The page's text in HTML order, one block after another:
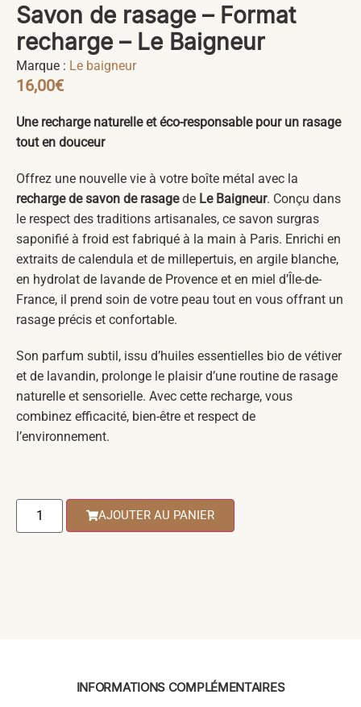
Savon de rasage – Format
recharge – Le Baigneur
Marque : Le baigneur
16,00€
Une recharge naturelle et éco-responsable pour un rasage
tout en douceur
Offrez une nouvelle vie à votre boîte métal avec la
recharge de savon de rasagede Le Baigneur. Conçu dans
le respect des traditions artisanales, ce savon surgras
saponifié à froid est fabriqué à la main à Paris. Enrichi en
extraits de calendula et de millepertuis, en argile blanche,
en hydrolat de lavande de Provence et en miel d’Île-de-
France, il prend soin de votre peau tout en vous offrant un
rasage précis et confortable.
Son parfum subtil, issu d’huiles essentielles bio de vétiver
et de lavandin, prolonge le plaisir d’une routine de rasage
naturelle et sensorielle. Avec cette recharge, vous
combinez efficacité, bien-être et respect de
l’environnement.
AJOUTER AU PANIER
INFORMATIONS COMPLÉMENTAIRES